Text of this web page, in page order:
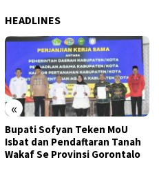
HEADLINES
«
Bupati Sofyan Teken MoU
Isbat dan Pendaftaran Tanah
Wakaf Se Provinsi Gorontalo